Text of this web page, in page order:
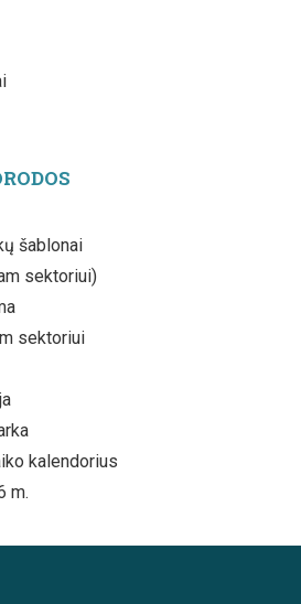
šablonai
sektoriui)
sektoriui
kalendorius
m.